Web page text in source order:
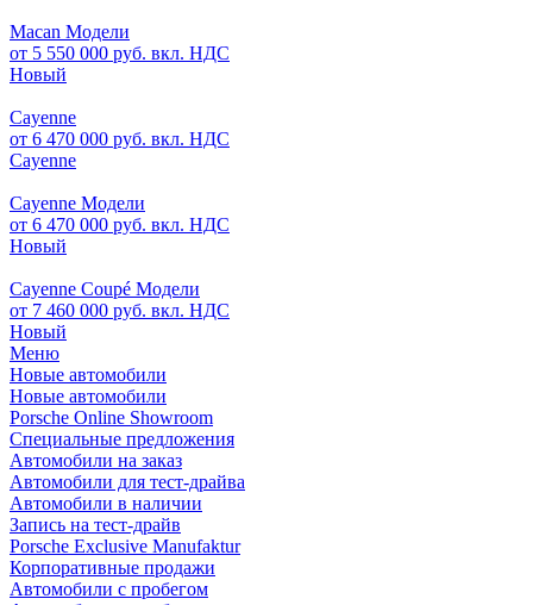
Macan Модели
от 5 550 000 руб. вкл. НДС
Новый
Cayenne
от 6 470 000 руб. вкл. НДС
Cayenne
Cayenne Модели
от 6 470 000 руб. вкл. НДС
Новый
Cayenne Coupé Модели
от 7 460 000 руб. вкл. НДС
Новый
Меню
Новые автомобили
Новые автомобили
Porsche Online Showroom
Специальные предложения
Автомобили на заказ
Автомобили для тест-драйва
Автомобили в наличии
Запись на тест-драйв
Porsche Exclusive Manufaktur
Корпоративные продажи
Автомобили с пробегом